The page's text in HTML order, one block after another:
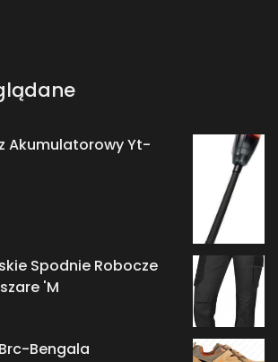
Akumulatorowy Yt-
Spodnie Robocze
'M
Bengala